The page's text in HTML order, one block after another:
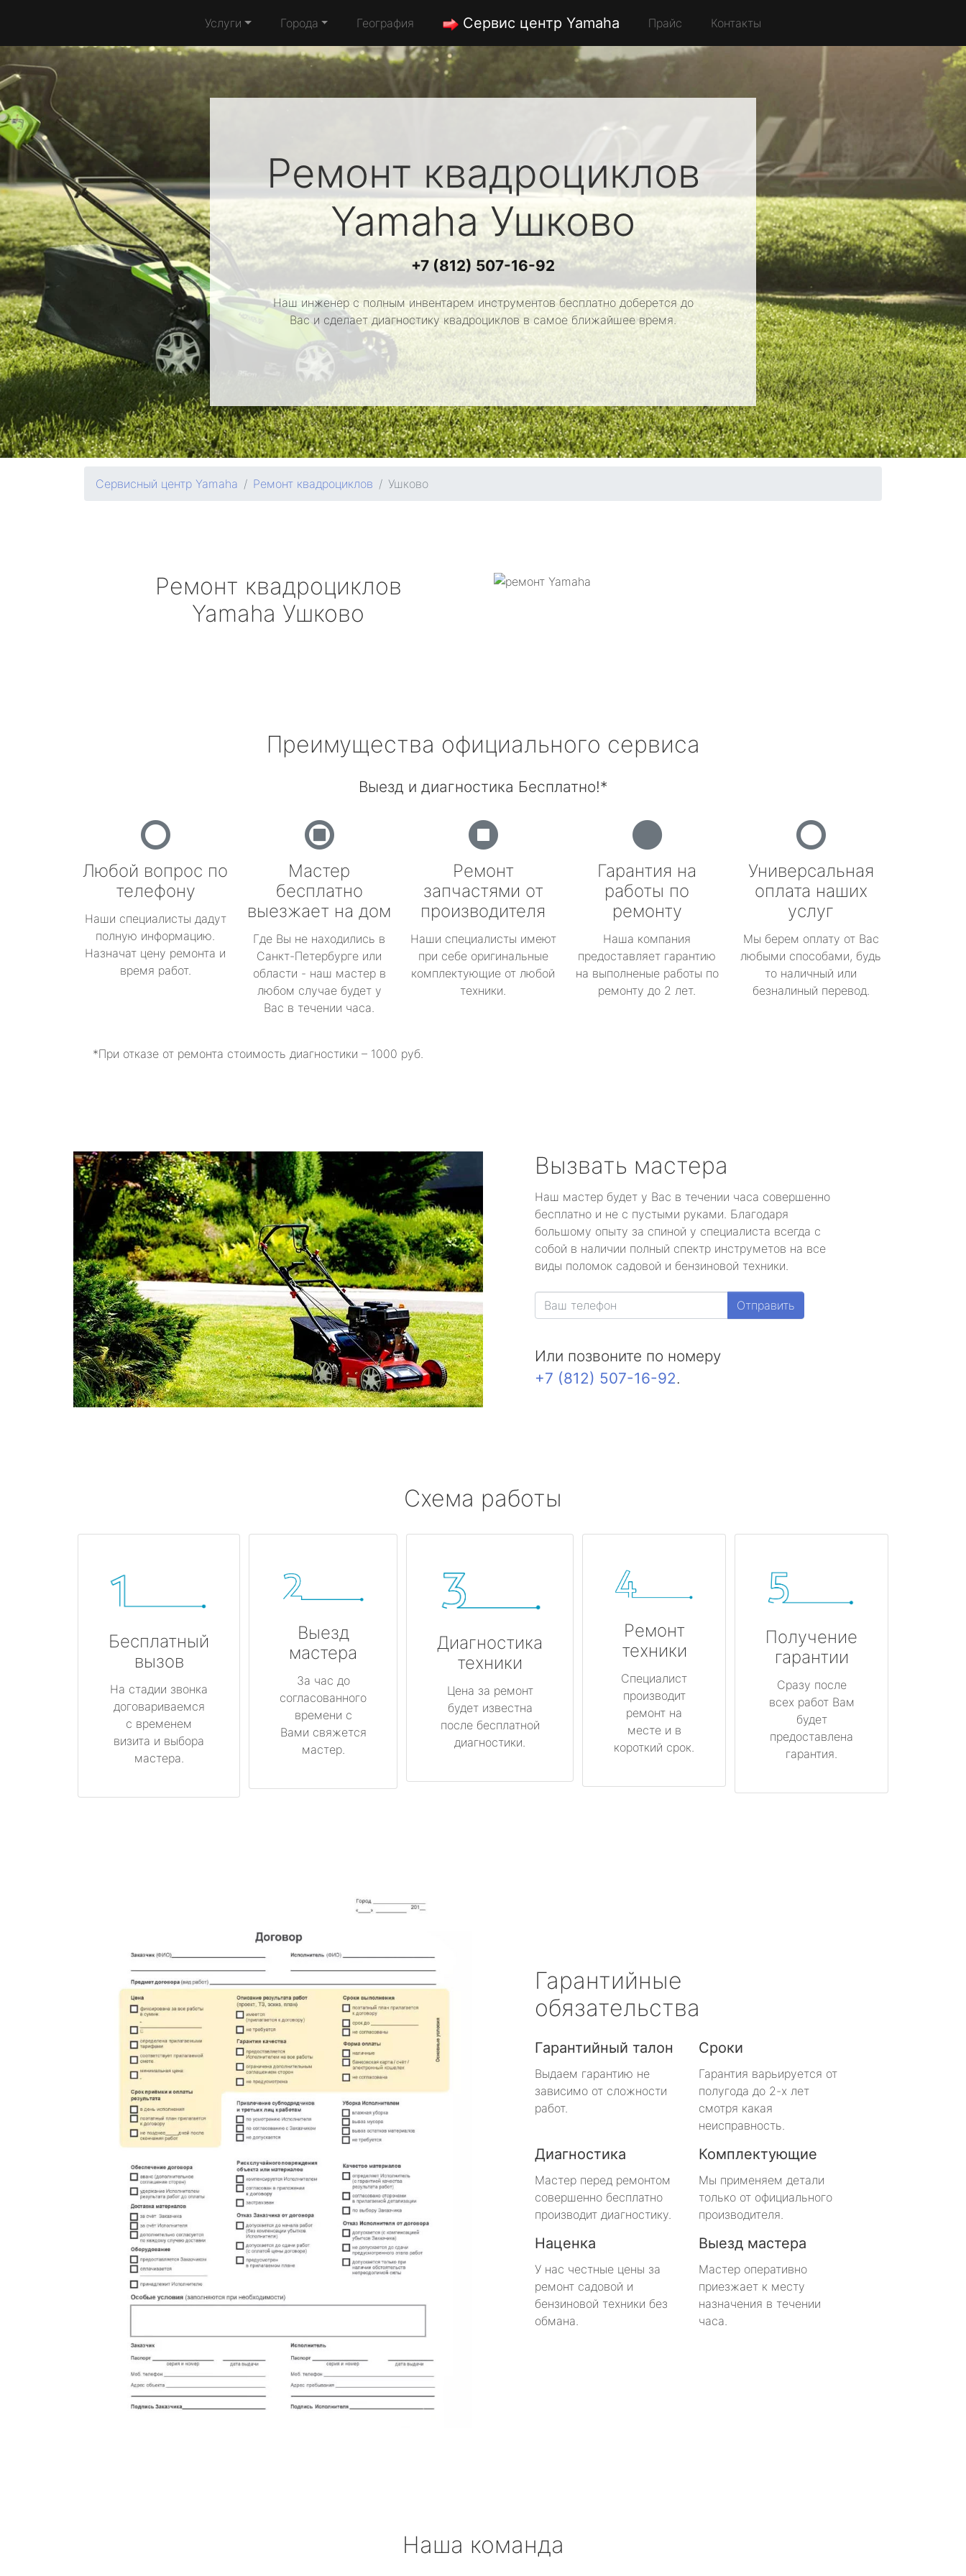
Услуги Города География Сервис центр Yamaha Прайс Контакты
Ремонт квадроциклов
YamahaУшково
+7 (812) 507-16-92
Наш инженер с полным инвентарем инструментов бесплатно доберется до
Вас и сделает диагностику квадроциклов в самое ближайшее время.
Сервисный центр Yamaha Ремонт квадроциклов Ушково
Ремонт квадроциклов
Yamaha Ушково
Преимущества официального сервиса
Выезд и диагностика Бесплатно!*
Любой вопрос по
телефону
Наши специалисты дадут
полную информацию.
Назначат цену ремонта и
время работ.
Мастер
бесплатно
выезжает на дом
Где Вы не находились в
Санкт-Петербурге или
области - наш мастер в
любом случае будет у
Вас в течении часа.
Ремонт
запчастями от
производителя
Наши специалисты имеют
при себе оригинальные
комплектующие от любой
техники.
Гарантия на
работы по
ремонту
Наша компания
предоставляет гарантию
на выполненые работы по
ремонту до 2 лет.
Универсальная
оплата наших
услуг
Мы берем оплату от Вас
любыми способами, будь
то наличный или
безналиный перевод.
*При отказе от ремонта стоимость диагностики – 1000 руб.
Вызвать мастера
Наш мастер будет у Вас в течении часа совершенно
бесплатно и не с пустыми руками. Благодаря
большому опыту за спиной у специалиста всегда с
собой в наличии полный спектр инструметов на все
виды поломок садовой и бензиновой техники.
Отправить
Или позвоните по номеру
+7 (812) 507-16-92.
Схема работы
Бесплатный
вызов
На стадии звонка
договариваемся
с временем
визита и выбора
мастера.
Выезд
мастера
За час до
согласованного
времени с
Вами свяжется
мастер.
Диагностика
техники
Цена за ремонт
будет известна
после бесплатной
диагностики.
Ремонт
техники
Специалист
производит
ремонт на
месте и в
короткий срок.
Получение
гарантии
Сразу после
всех работ Вам
будет
предоставлена
гарантия.
Гарантийные
обязательства
Гарантийный талон
Выдаем гарантию не
зависимо от сложности
работ.
Сроки
Гарантия варьируется от
полугода до 2-х лет
смотря какая
неисправность.
Диагностика
Мастер перед ремонтом
совершенно бесплатно
производит диагностику.
Комплектующие
Мы применяем детали
только от официального
производителя.
Наценка
У нас честные цены за
ремонт садовой и
бензиновой техники без
обмана.
Выезд мастера
Мастер оперативно
приезжает к месту
назначения в течении
часа.
Наша команда